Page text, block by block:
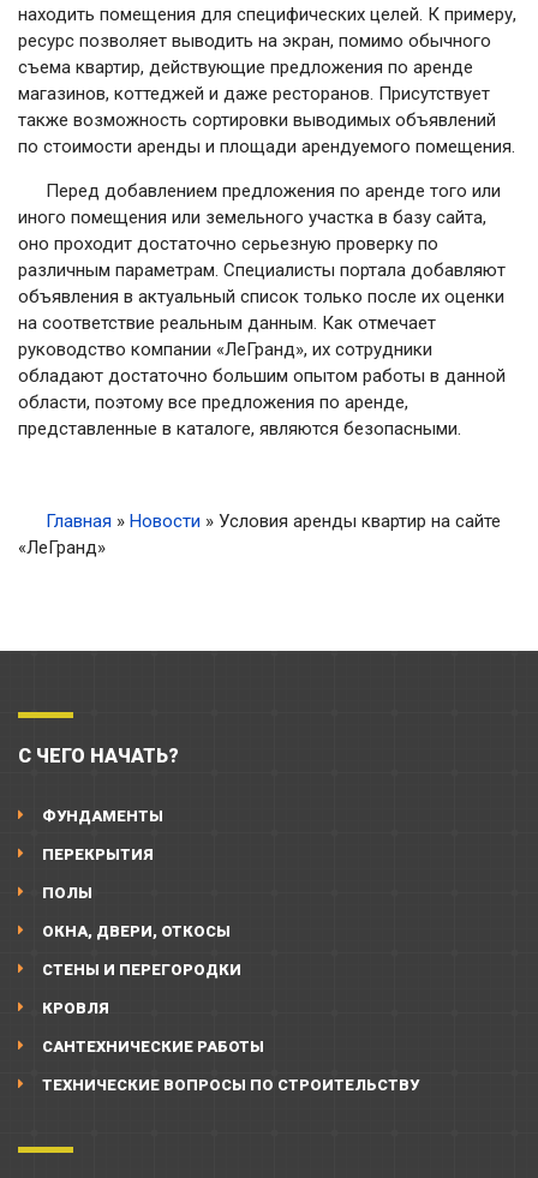
находить помещения для специфических целей. К примеру,
ресурс позволяет выводить на экран, помимо обычного
съема квартир, действующие предложения по аренде
магазинов, коттеджей и даже ресторанов. Присутствует
также возможность сортировки выводимых объявлений
по стоимости аренды и площади арендуемого помещения.
Перед добавлением предложения по аренде того или
иного помещения или земельного участка в базу сайта,
оно проходит достаточно серьезную проверку по
различным параметрам. Специалисты портала добавляют
объявления в актуальный список только после их оценки
на соответствие реальным данным. Как отмечает
руководство компании «ЛеГранд», их сотрудники
обладают достаточно большим опытом работы в данной
области, поэтому все предложения по аренде,
представленные в каталоге, являются безопасными.
Главная » Новости » Условия аренды квартир на сайте
«ЛеГранд»
С ЧЕГО НАЧАТЬ?
ФУНДАМЕНТЫ
ПЕРЕКРЫТИЯ
ПОЛЫ
ОКНА, ДВЕРИ, ОТКОСЫ
СТЕНЫ И ПЕРЕГОРОДКИ
КРОВЛЯ
САНТЕХНИЧЕСКИЕ РАБОТЫ
ТЕХНИЧЕСКИЕ ВОПРОСЫ ПО СТРОИТЕЛЬСТВУ